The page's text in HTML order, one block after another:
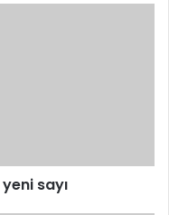
sayı